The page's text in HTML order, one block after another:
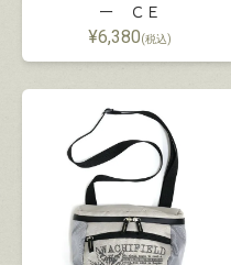
ー ＣＥ
¥6,380(税込)